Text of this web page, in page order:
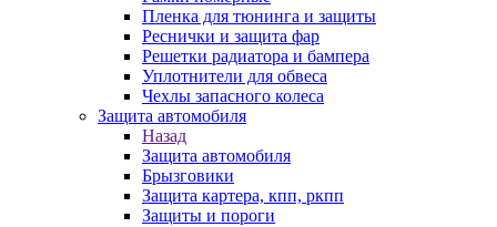
Пленка для тюнинга и защиты
Реснички и защита фар
Решетки радиатора и бампера
Уплотнители для обвеса
Чехлы запасного колеса
Защита автомобиля
Назад
Защита автомобиля
Брызговики
Защита картера, кпп, ркпп
Защиты и пороги